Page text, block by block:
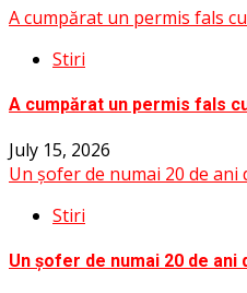
A cumpărat un permis fals
Stiri
A cumpărat un permis fals
July 15, 2026
Un șofer de numai 20 de
Stiri
Un șofer de numai 20 de ani